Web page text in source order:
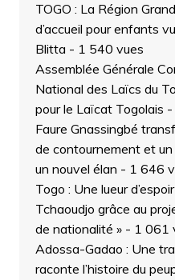
TOGO : La Région
d’accueil pour enfants
Blitta - 1 540 vues
Assemblée Générale
National des Laïcs du
pour le Laïcat Togolais -
Faure Gnassingbé
de contournement et
un nouvel élan - 1 646
Togo : Une lueur
Tchaoudjo grâce au
de nationalité »- 1 061
Adossa-Gadao : Une
raconte l’histoire du